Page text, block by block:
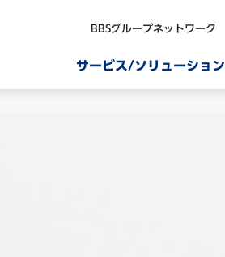
BBSグループネットワーク
サービス/ソリューション